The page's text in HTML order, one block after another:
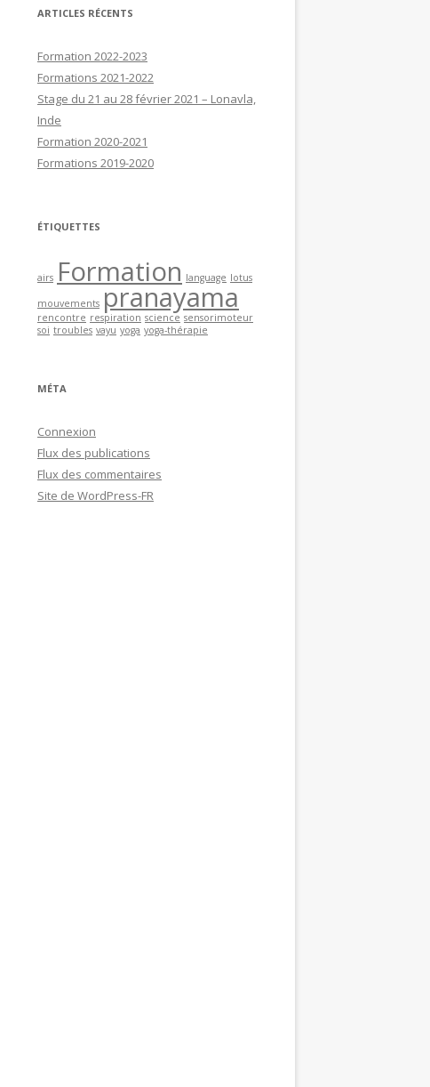
ARTICLES RÉCENTS
Formation 2022-2023
Formations 2021-2022
Stage du 21 au 28 février 2021 – Lonavla,
Inde
Formation 2020-2021
Formations 2019-2020
ÉTIQUETTES
airs Formation language lotus
mouvements pranayama
rencontre respiration science sensorimoteur
soi troubles vayu yoga yoga-thérapie
MÉTA
Connexion
Flux des publications
Flux des commentaires
Site de WordPress-FR